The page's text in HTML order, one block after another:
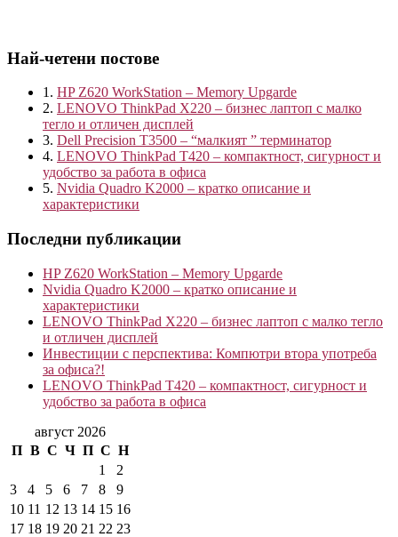
Най-четени постове
1. HP Z620 WorkStation – Memory Upgarde
2. LENOVO ThinkPad X220 – бизнес лаптоп с малко
тегло и отличен дисплей
3. Dell Precision T3500 – “малкият ” терминатор
4. LENOVO ThinkPad T420 – компактност, сигурност и
удобство за работа в офиса
5. Nvidia Quadro K2000 – кратко описание и
характеристики
Последни публикации
HP Z620 WorkStation – Memory Upgarde
Nvidia Quadro K2000 – кратко описание и
характеристики
LENOVO ThinkPad X220 – бизнес лаптоп с малко тегло
и отличен дисплей
Инвестиции с перспектива: Компютри втора употреба
за офиса?!
LENOVO ThinkPad T420 – компактност, сигурност и
удобство за работа в офиса
август 2026
П В С Ч П С Н
1
2
3
4 5 6 7 8
9
10 11 12 13 14 15 16
17 18 19 20 21 22 23